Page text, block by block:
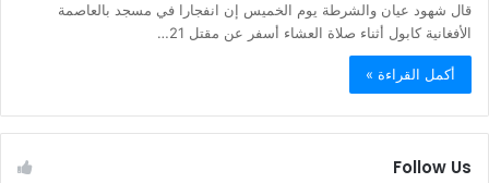
قال شهود عيان والشرطة يوم الخميس إن انفجارا في مسجد بالعاصمة
الأفغانية كابول أثناء صلاة العشاء أسفر عن مقتل 21…
أكمل القراءة »
Follow Us